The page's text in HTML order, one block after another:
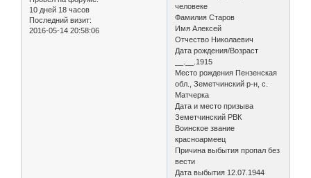
10 дней 18 часов
Последний визит:
2016-05-14 20:58:06
человеке
Фамилия Старов
Имя Алексей
Отчество Николаевич
Дата рождения/Возраст
__.__.1915
Место рождения Пензенская
обл., Земетчинский р-н, с.
Матчерка
Дата и место призыва
Земетчинский РВК
Воинское звание
красноармеец
Причина выбытия пропал без
вести
Дата выбытия 12.07.1944